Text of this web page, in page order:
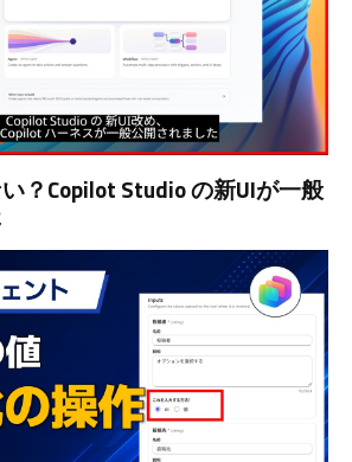
？Copilot Studio の新UIが一般